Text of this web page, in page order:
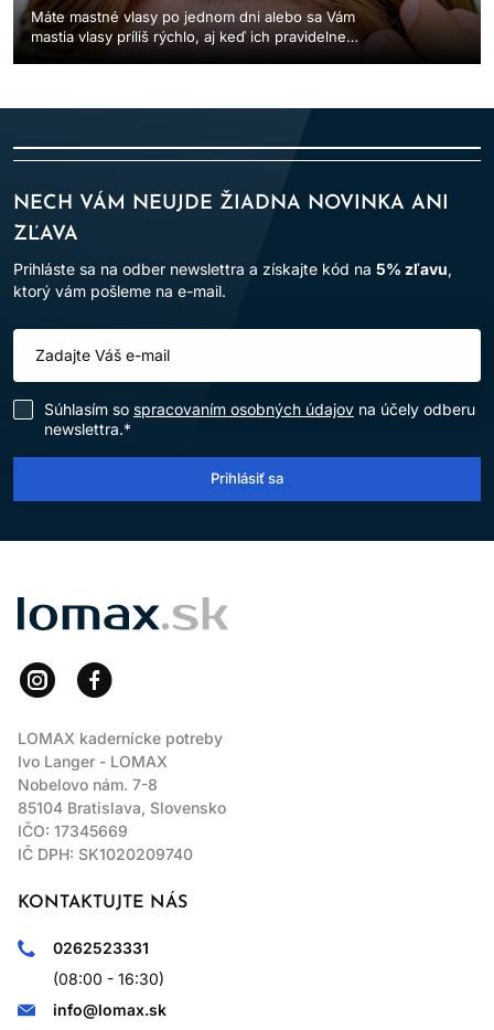
Máte mastné vlasy po jednom dni alebo sa Vám
mastia vlasy príliš rýchlo, aj keď ich pravidelne
NECH VÁM NEUJDE ŽIADNA NOVINKA ANI
ZĽAVA
Prihláste sa na odber newslettra a získajte kód na 5% zľavu,
ktorý vám pošleme na e-mail.
Súhlasím so spracovaním osobných údajov na účely odberu
newslettra.*
Prihlásiť sa
LOMAX
LOMAX kadernícke potreby
Ivo Langer - LOMAX
Nobelovo nám. 7-8
85104 Bratislava, Slovensko
IČO: 17345669
IČ DPH: SK1020209740
KONTAKTUJTE NÁS
0262523331
(08:00 - 16:30)
info@lomax.sk